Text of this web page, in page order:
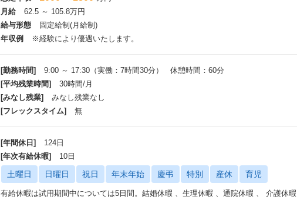
月給
62.5 ～ 105.8万円
給与形態
固定給制(月給制)
年収例
※経験により優遇いたします。
[勤務時間]
9:00 ～ 17:30（実働：7時間30分） 休憩時間：60分
[平均残業時間]
30時間/月
[みなし残業]
みなし残業なし
[フレックスタイム]
無
[年間休日]
124日
[年次有給休暇]
10日
土曜日 日曜日 祝日 年末年始 慶弔 特別 産休 育児
有給休暇は試用期間中については5日間。結婚休暇 、生理休暇 、通院休暇 、 介護休